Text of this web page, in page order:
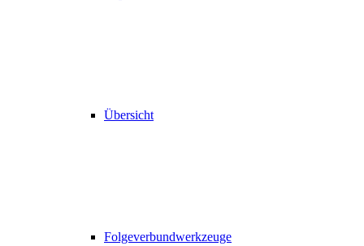
Übersicht
Folgeverbundwerkzeuge